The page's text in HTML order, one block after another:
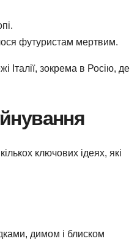
футуристам мертвим.
Італії, зокрема в Росію, де
ключових ідеях, які
димом і блиском